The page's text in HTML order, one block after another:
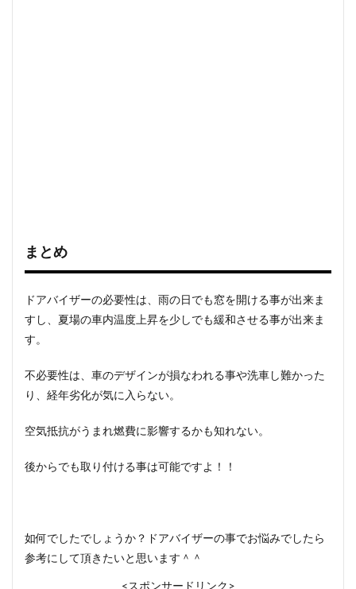
まとめ
ドアバイザーの必要性は、雨の日でも窓を開ける事が出来ま
すし、夏場の車内温度上昇を少しでも緩和させる事が出来ま
す。
不必要性は、車のデザインが損なわれる事や洗車し難かった
り、経年劣化が気に入らない。
空気抵抗がうまれ燃費に影響するかも知れない。
後からでも取り付ける事は可能ですよ！！
如何でしたでしょうか？ドアバイザーの事でお悩みでしたら
参考にして頂きたいと思います＾＾
<スポンサードリンク>